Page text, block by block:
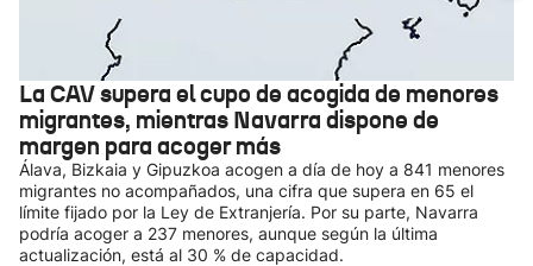
La CAV supera el cupo de acogida de menores
migrantes, mientras Navarra dispone de
margen para acoger más
Álava, Bizkaia y Gipuzkoa acogen a día de hoy a 841 menores
migrantes no acompañados, una cifra que supera en 65 el
límite fijado por la Ley de Extranjería. Por su parte, Navarra
podría acoger a 237 menores, aunque según la última
actualización, está al 30 % de capacidad.